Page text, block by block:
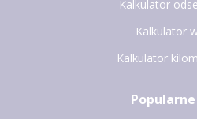
Kalkulator
Kalkulator
Kalkulator